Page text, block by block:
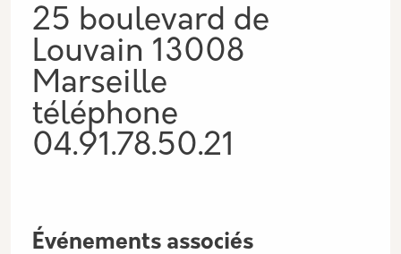
25 boulevard de
Louvain 13008
Marseille
téléphone
04.91.78.50.21
Événements associés